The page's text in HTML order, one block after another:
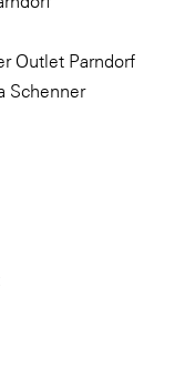
Outlet Parndorf
Schenner